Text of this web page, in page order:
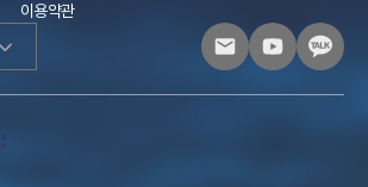
이용약관